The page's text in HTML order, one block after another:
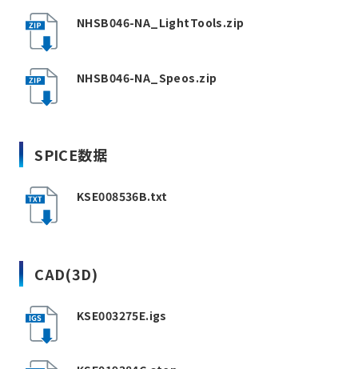
NHSB046-NA_LightTools.zip
NHSB046-NA_Speos.zip
SPICE数据
KSE008536B.txt
CAD(3D)
KSE003275E.igs